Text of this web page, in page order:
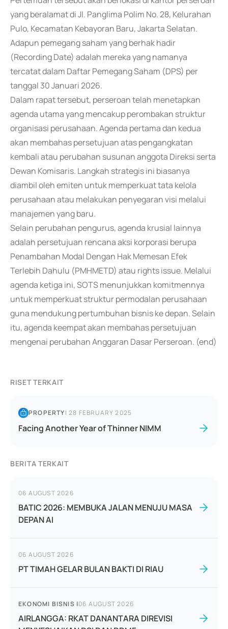
yang beralamat di Jl. Panglima Polim No. 28, Kelurahan
Pulo, Kecamatan Kebayoran Baru, Jakarta Selatan.
Adapun pemegang saham yang berhak hadir
(Recording Date) adalah mereka yang namanya
tercatat dalam Daftar Pemegang Saham (DPS) per
tanggal 30 Januari 2026.
Dalam rapat tersebut, perseroan telah menetapkan
agenda utama yang mencakup perombakan struktur
organisasi perusahaan. Agenda pertama dan kedua
akan membahas persetujuan atas pengangkatan
kembali atau perubahan susunan anggota Direksi serta
Dewan Komisaris. Langkah strategis ini biasanya
diambil oleh emiten untuk memperkuat tata kelola
perusahaan atau melakukan penyegaran visi melalui
manajemen yang baru.
Selain perubahan pengurus, agenda krusial lainnya
adalah persetujuan rencana aksi korporasi berupa
Penambahan Modal Dengan Hak Memesan Efek
Terlebih Dahulu (PMHMETD) atau rights issue. Melalui
agenda ketiga ini, SOTS menunjukkan komitmennya
untuk memperkuat struktur permodalan perusahaan
guna mendukung pertumbuhan bisnis ke depan. Selain
itu, agenda keempat akan membahas persetujuan
mengenai perubahan Anggaran Dasar Perseroan. (end)
RISET TERKAIT
PROPERTY|28 FEBRUARY 2025
Facing Another Year of Thinner NIMM
BERITA TERKAIT
06 AUGUST 2026
BATIC 2026: MEMBUKA JALAN MENUJU MASA
DEPAN AI
06 AUGUST 2026
PT TIMAH GELAR BULAN BAKTI DI RIAU
EKONOMI BISNIS |06 AUGUST 2026
AIRLANGGA: RKAT DANANTARA DIREVISI